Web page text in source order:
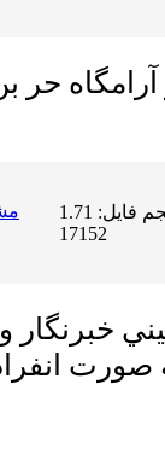
حر
حجم فایل: 1.71 MB | دریافت ها:
17152
خبرنگار
صورت